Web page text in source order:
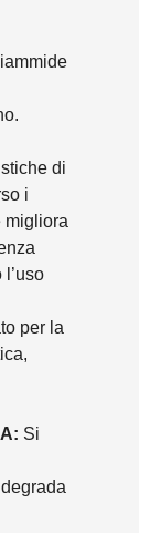
di
i
migliora
per la
Si